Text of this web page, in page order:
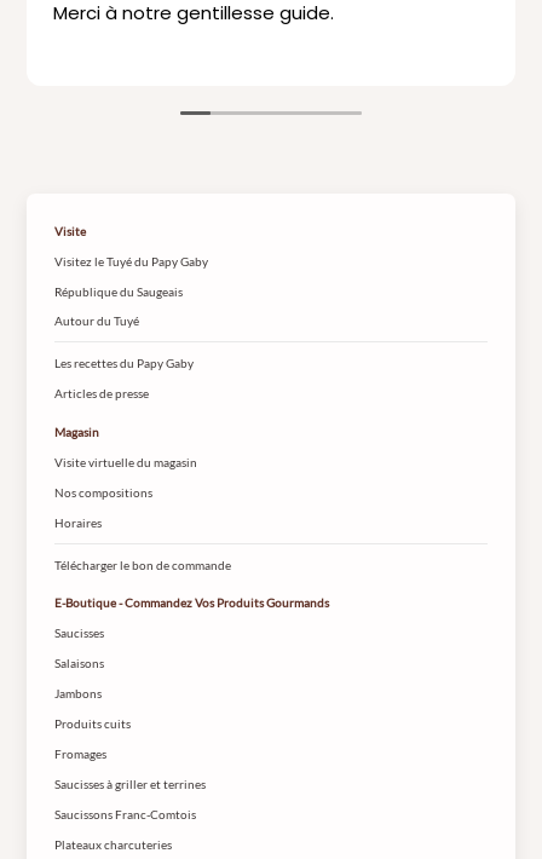
Merci à notre gentillesse guide.
Visite
Visitez le Tuyé du Papy Gaby
République du Saugeais
Autour du Tuyé
Les recettes du Papy Gaby
Articles de presse
Magasin
Visite virtuelle du magasin
Nos compositions
Horaires
Télécharger le bon de commande
E-Boutique - Commandez Vos Produits Gourmands
Saucisses
Salaisons
Jambons
Produits cuits
Fromages
Saucisses à griller et terrines
Saucissons Franc-Comtois
Plateaux charcuteries